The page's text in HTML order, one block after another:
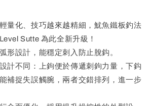
量化、技巧越來越精細，魷魚鐵板釣法
Sutte 為此全新升級！
形設計，能穩定刺入防止脫鈎。
計不同：上鉤便於傳遞刺鉤力量，下鈎
補捉失誤觸腕，兩者交錯排列，進一步